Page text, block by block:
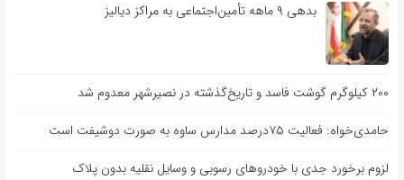
بدهی ۹ ماهه تأمین‌اجتماعی به مراکز دیالیز
۲۰۰ کیلوگرم گوشت فاسد و تاریخ‌گذشته در نصیرشهر معدوم شد
حامدی‌خواه: فعالیت ۷۵درصد مدارس ساوه به صورت دوشیفت است
لزوم برخورد جدی با خودروهای رسوبی و وسایل نقلیه بدون پلاک